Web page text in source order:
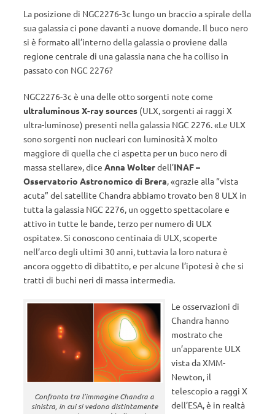
La posizione di NGC2276-3c lungo un braccio a spirale della
sua galassia ci pone davanti a nuove domande. Il buco nero
si è formato all’interno della galassia o proviene dalla
regione centrale di una galassia nana che ha colliso in
passato con NGC 2276?
NGC2276-3c è una delle otto sorgenti note come
ultraluminous X-ray sources (ULX, sorgenti ai raggi X
ultra-luminose) presenti nella galassia NGC 2276. «Le ULX
sono sorgenti non nucleari con luminosità X molto
maggiore di quella che ci aspetta per un buco nero di
massa stellare», dice Anna Wolterdell’INAF –
Osservatorio Astronomico di Brera, «grazie alla “vista
acuta” del satellite Chandra abbiamo trovato ben 8 ULX in
tutta la galassia NGC 2276, un oggetto spettacolare e
attivo in tutte le bande, terzo per numero di ULX
ospitate». Si conoscono centinaia di ULX, scoperte
nell’arco degli ultimi 30 anni, tuttavia la loro natura è
ancora oggetto di dibattito, e per alcune l’ipotesi è che si
tratti di buchi neri di massa intermedia.
Confronto tra l’immagine Chandra a
sinistra, in cui si vedono distintamente
Le osservazioni di
Chandra hanno
mostrato che
un’apparente ULX
vista da XMM-
Newton, il
telescopio a raggi X
dell’ESA, è in realtà